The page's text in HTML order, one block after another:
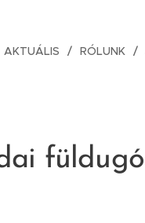
AKTUÁLIS RÓLUNK